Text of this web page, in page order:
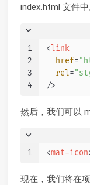
index.html 文件中
1
2
3
4
< link
href=
rel=
/>
然后，我们可以
1 <mat-icon
现在，我们将在